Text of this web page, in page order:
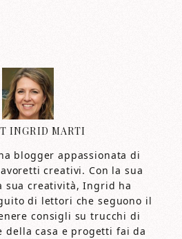
INGRID MARTI
blogger appassionata di
creativi. Con la sua
sua creatività, Ingrid ha
di lettori che seguono il
consigli su trucchi di
della casa e progetti fai da